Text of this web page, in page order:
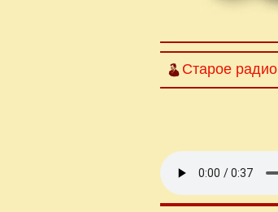
Старое радио